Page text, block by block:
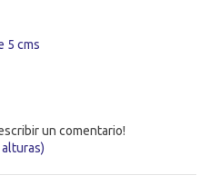
5 cms
un comentario!